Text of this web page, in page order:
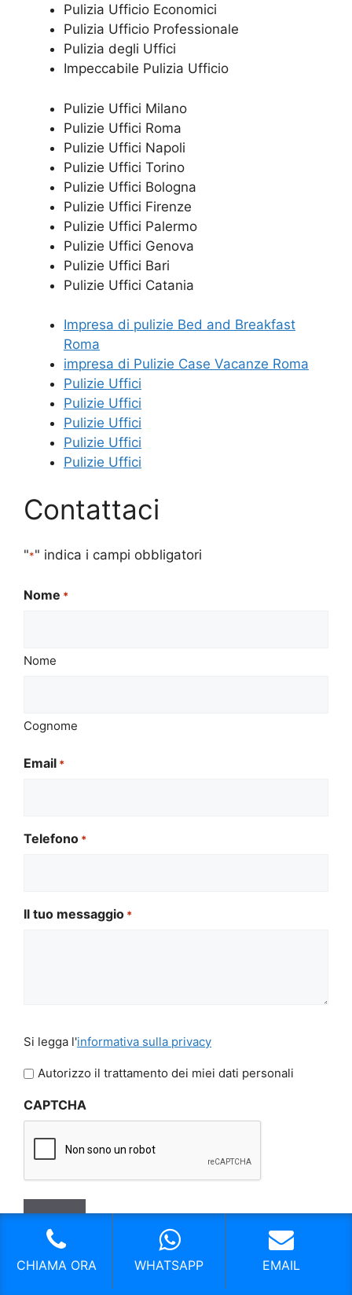
Pulizia Ufficio Economici
Pulizia Ufficio Professionale
Pulizia degli Uffici
Impeccabile Pulizia Ufficio
Pulizie Uffici Milano
Pulizie Uffici Roma
Pulizie Uffici Napoli
Pulizie Uffici Torino
Pulizie Uffici Bologna
Pulizie Uffici Firenze
Pulizie Uffici Palermo
Pulizie Uffici Genova
Pulizie Uffici Bari
Pulizie Uffici Catania
Impresa di pulizie Bed and Breakfast
Roma
impresa di Pulizie Case Vacanze Roma
Pulizie Uffici
Pulizie Uffici
Pulizie Uffici
Pulizie Uffici
Pulizie Uffici
Contattaci
"*" indica i campi obbligatori
Nome *
Nome
Cognome
Email *
Telefono *
Il tuo messaggio *
legga
l'informativa
privacy
Si legga l'informativa sulla privacy
Autorizzo il trattamento dei miei dati personali
CAPTCHA
CHIAMA ORA WHATSAPP EMAIL